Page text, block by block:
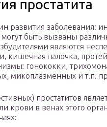
простатита
развития заболевания:
быть вызваны
являются
кишечная палочка,
гонококки,
микоплазменных и т.п.
простатитов
крови в венах этого